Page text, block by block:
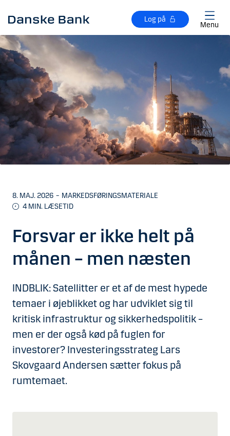
Log på
Menu
8. MAJ. 2026 – MARKEDSFØRINGSMATERIALE
4 MIN. LÆSETID
Forsvar er ikke helt på
månen – men næsten
INDBLIK: Satellitter er et af de mest hypede
temaer i øjeblikket og har udviklet sig til
kritisk infrastruktur og sikkerhedspolitik –
men er der også kød på fuglen for
investorer? Investeringsstrateg Lars
Skovgaard Andersen sætter fokus på
rumtemaet.